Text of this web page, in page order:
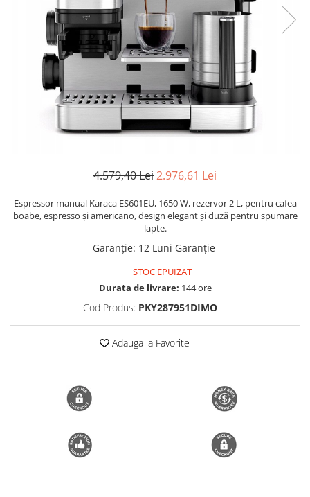
Masute pentru Pat
Perne Ortopedice
Paturi Medicale
Centuri Ajutatoare Locomotie
Perne de Reabilitare
Protectii Saltea
Bideuri
Hard Disk-uri
Imprimante
Mașini de găurit și înșurubat
Memorii RAM
Mixere, tocatoare & roboti de
Perii de Păr Electrice
Plite
Polizoare Unghiulare
Storcătoare Citrice
Trimmere si Fierastrae
4.579,40 Lei2.976,61 Lei
Espressor manual Karaca ES601EU, 1650 W, rezervor 2 L, pentru cafea
boabe, espresso și americano, design elegant și duză pentru spumare
lapte.
Garanție: 12 Luni Garanție
STOC EPUIZAT
Durata de livrare: 144 ore
Cod Produs: PKY287951DIMO
Adauga la Favorite